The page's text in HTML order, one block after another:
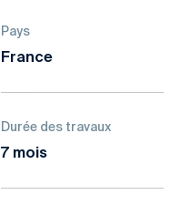
Pays
France
Durée des travaux
7 mois